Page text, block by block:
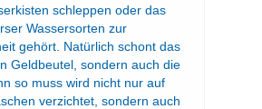
schleppen oder das
Wassersorten zur
gehört. Natürlich schont das
Geldbeutel, sondern auch die
so muss wird nicht nur auf
verzichtet, sondern auch